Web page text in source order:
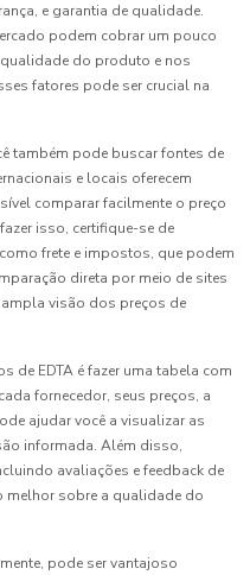
e garantia de qualidade.
podem cobrar um pouco
do produto e nos
fatores pode ser crucial na
também pode buscar fontes de
e locais oferecem
comparar facilmente o preço
isso, certifique-se de
frete e impostos, que podem
direta por meio de sites
visão dos preços de
de EDTA é fazer uma tabela com
fornecedor, seus preços, a
ajudar você a visualizar as
informada. Além disso,
avaliações e feedback de
melhor sobre a qualidade do
pode ser vantajoso